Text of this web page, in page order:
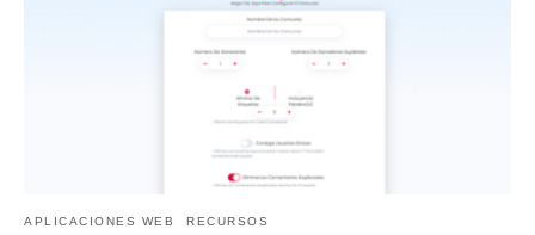
APLICACIONES WEB RECURSOS